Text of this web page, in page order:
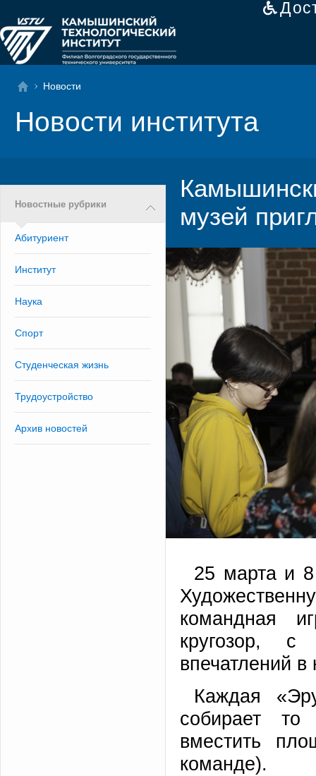
Новости
Новости института
Новостные рубрики
Абитуриент
Институт
Наука
Спорт
Студенческая жизнь
Трудоустройство
Архив новостей
музей
25 марта и
командная
кругозор,
впечатлений
Каждая
собирает то
вместить
команде).